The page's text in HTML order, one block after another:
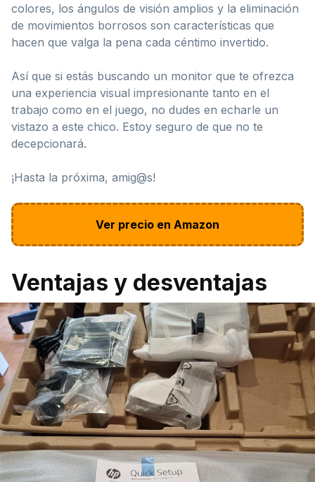
colores, los ángulos de visión amplios y la eliminación
de movimientos borrosos son características que
hacen que valga la pena cada céntimo invertido.
Así que si estás buscando un monitor que te ofrezca
una experiencia visual impresionante tanto en el
trabajo como en el juego, no dudes en echarle un
vistazo a este chico. Estoy seguro de que no te
decepcionará.
¡Hasta la próxima, amig@s!
Ver precio en Amazon
Ventajas y desventajas